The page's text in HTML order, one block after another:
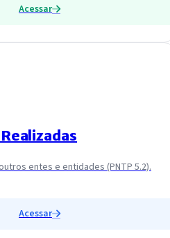
Acessar
entes e entidades (PNTP 5.2).
Acessar